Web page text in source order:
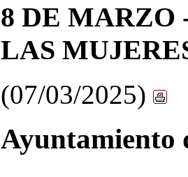
8 DE
LAS
(07/03/2025)
Ayuntamiento